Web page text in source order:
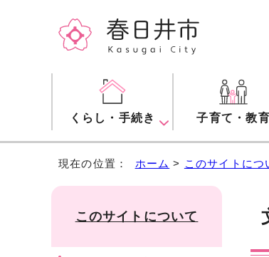
くらし・手続き 子育て・教育
現在の位置： ホーム > このサイトにつ
このサイトについて